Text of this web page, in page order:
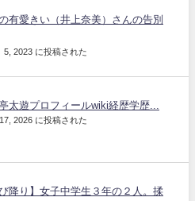
有愛きい（井上奈美）さんの告別
5, 2023 に投稿された
太遊プロフィールwiki経歴学歴...
2026 に投稿された
降り】女子中学生３年の２人。揉